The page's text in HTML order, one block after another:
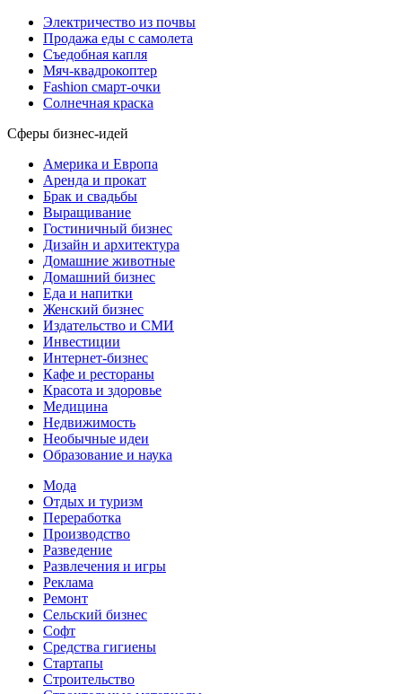
Электричество из почвы
Продажа еды с самолета
Съедобная капля
Мяч-квадрокоптер
Fashion смарт-очки
Солнечная краска
Сферы бизнес-идей
Америка и Европа
Аренда и прокат
Брак и свадьбы
Выращивание
Гостиничный бизнес
Дизайн и архитектура
Домашние животные
Домашний бизнес
Еда и напитки
Женский бизнес
Издательство и СМИ
Инвестиции
Интернет-бизнес
Кафе и рестораны
Красота и здоровье
Медицина
Недвижимость
Необычные идеи
Образование и наука
Мода
Отдых и туризм
Переработка
Производство
Разведение
Развлечения и игры
Реклама
Ремонт
Сельский бизнес
Софт
Средства гигиены
Стартапы
Строительство